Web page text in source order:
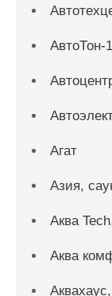
АвтоТон-
Агат
Азия,
Аква
Аква